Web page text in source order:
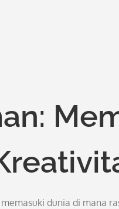
dunia di mana